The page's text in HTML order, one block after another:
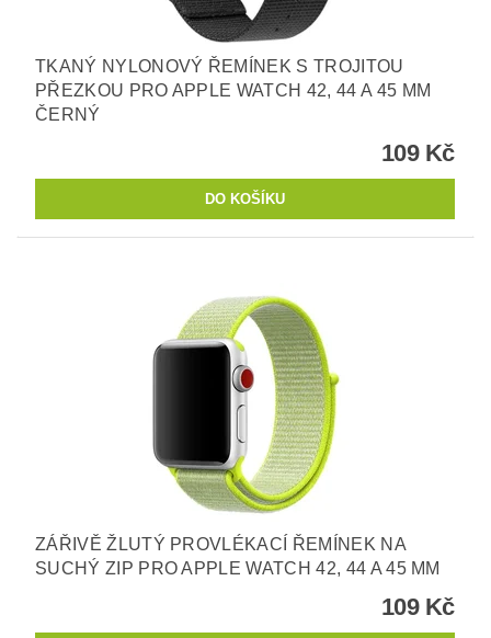
TKANÝ NYLONOVÝ ŘEMÍNEK S TROJITOU
PŘEZKOU PRO APPLE WATCH 42, 44 A 45 MM
ČERNÝ
109 Kč
ZÁŘIVĚ ŽLUTÝ PROVLÉKACÍ ŘEMÍNEK NA
SUCHÝ ZIP PRO APPLE WATCH 42, 44 A 45 MM
109 Kč